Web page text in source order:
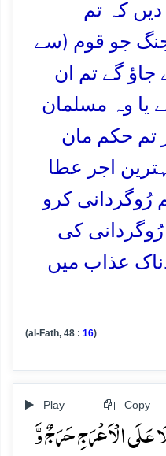
کہ تم
جو قوم (سے
گے تم ان
یا وہ مسلمان
تم حکم مان
اجر عطا
رُوگردانی کرو
کی
عذاب میں
(al-Fath, 48 : 16)
Play Copy
الۡاَعۡرَجِ حَرَجٌ وَّ